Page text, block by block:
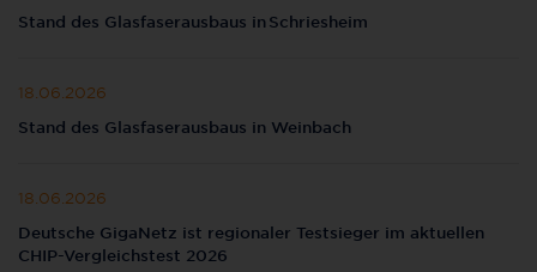
Stand des Glasfaserausbaus in Schriesheim
18.06.2026
Stand des Glasfaserausbaus in Weinbach
18.06.2026
Deutsche GigaNetz ist regionaler Testsieger im aktuellen
CHIP-Vergleichstest 2026